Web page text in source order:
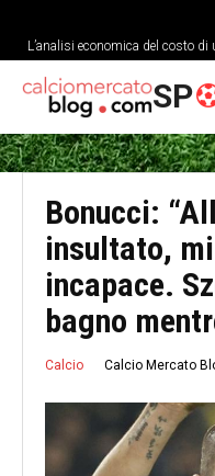
L’analisi economica del costo
SP
Bonucci:
insultato,
incapace.
bagno
Calcio Calcio Mercato